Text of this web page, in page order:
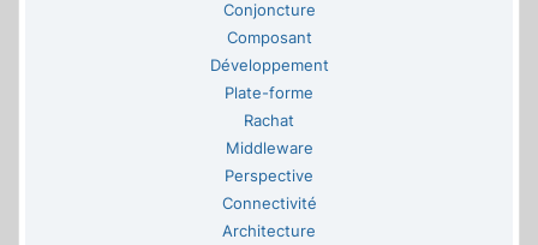
Conjoncture
Composant
Développement
Plate-forme
Rachat
Middleware
Perspective
Connectivité
Architecture